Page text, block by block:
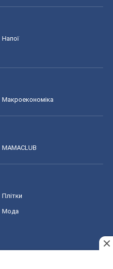
Напої
Макроекономіка
MAMACLUB
Плітки
Мода